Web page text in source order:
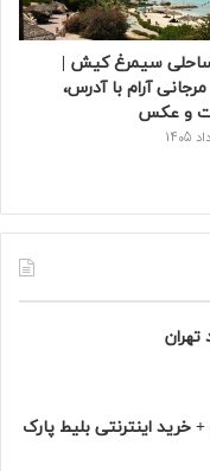
سیمرغ کیش |
آرام با آدرس،
و عکس
تهران
+ خرید اینترنتی بلیط پارک